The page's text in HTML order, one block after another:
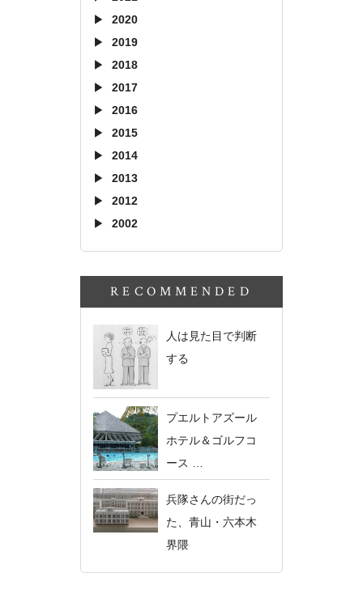
2020
2019
2018
2017
2016
2015
2014
2013
2012
2002
RECOMMENDED
人は見た目で判断
する
プエルトアズール
ホテル＆ゴルフコ
ース …
兵隊さんの街だっ
た、青山・六本木
界隈